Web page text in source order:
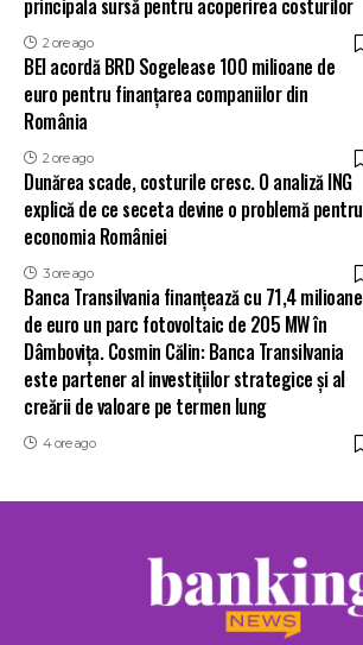
principala sursă pentru acoperirea costurilor
2 ore ago
BEI acordă BRD Sogelease 100 milioane de
euro pentru finanțarea companiilor din
România
2 ore ago
Dunărea scade, costurile cresc. O analiză ING
explică de ce seceta devine o problemă pentru
economia României
3 ore ago
Banca Transilvania finanțează cu 71,4 milioane
de euro un parc fotovoltaic de 205 MW în
Dâmbovița. Cosmin Călin: Banca Transilvania
este partener al investițiilor strategice și al
creării de valoare pe termen lung
4 ore ago